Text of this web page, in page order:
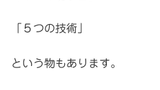
「５つの技術」
という物もあります。